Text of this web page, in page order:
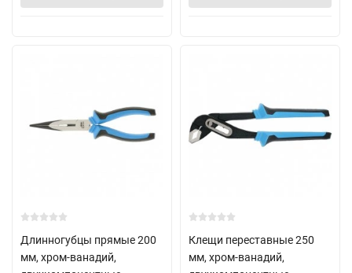
Длинногубцы прямые 200
мм, хром-ванадий,
Клещи переставные 250
мм, хром-ванадий,